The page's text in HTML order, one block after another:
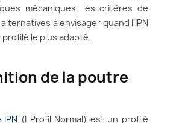
mécaniques, les critères de
à envisager quand l'IPN
le plus adapté.
de la poutre
(I-Profil Normal) est un profilé